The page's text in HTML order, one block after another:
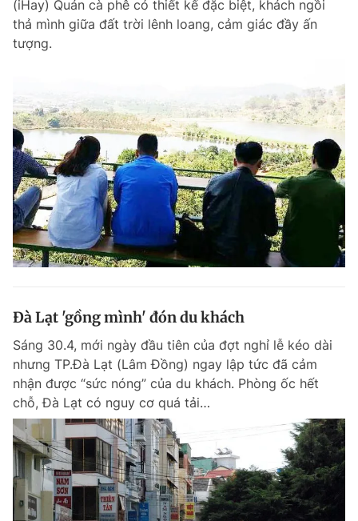
(iHay) Quán cà phê có thiết kế đặc biệt, khách ngồi
thả mình giữa đất trời lênh loang, cảm giác đầy ấn
tượng.
Đà Lạt 'gồng mình' đón du khách
Sáng 30.4, mới ngày đầu tiên của đợt nghỉ lễ kéo dài
nhưng TP.Đà Lạt (Lâm Đồng) ngay lập tức đã cảm
nhận được “sức nóng” của du khách. Phòng ốc hết
chỗ, Đà Lạt có nguy cơ quá tải…